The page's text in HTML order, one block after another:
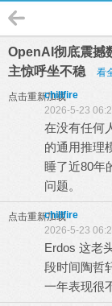
OpenAI彻底震撼
主惊呼坐不稳
看
点击重新加载
chillfire
2026-5-23
在没有任何
的通用推理
睡了近80
问题。
点击重新加载
chillfire
2026-5-23
Erdos 这老
段时间陶哲
一年表现很